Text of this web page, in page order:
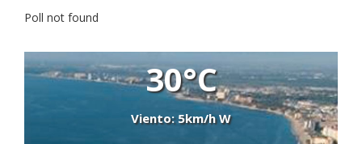
Poll not found
30°C
Viento: 5km/h W